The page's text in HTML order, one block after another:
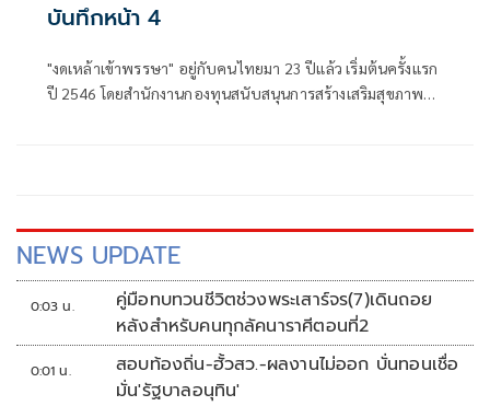
บันทึกหน้า 4
"งดเหล้าเข้าพรรษา" อยู่กับคนไทยมา 23 ปีแล้ว เริ่มต้นครั้งแรก
ปี 2546 โดยสำนักงานกองทุนสนับสนุนการสร้างเสริมสุขภาพ
NEWS UPDATE
0:03 น.
คู่มือทบทวนชีวิตช่วงพระเสาร์จร(7)เดินถอย
หลังสำหรับคนทุกลัคนาราศีตอนที่2
0:01 น.
สอบท้องถิ่น-ฮั้วสว.-ผลงานไม่ออก บั่นทอนเชื่อ
มั่น'รัฐบาลอนุทิน'